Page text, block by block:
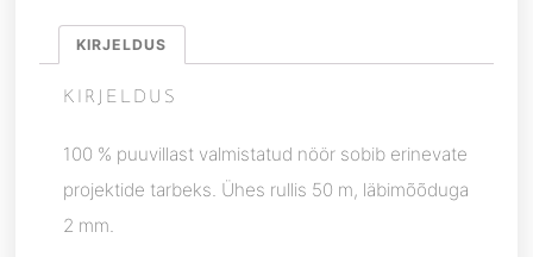
KIRJELDUS
KIRJELDUS
100 % puuvillast valmistatud nöör sobib erinevate
projektide tarbeks. Ühes rullis 50 m, läbimõõduga
2 mm.